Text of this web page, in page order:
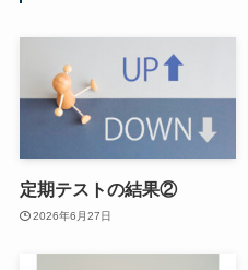
定期テストの結果②
2026年6月27日